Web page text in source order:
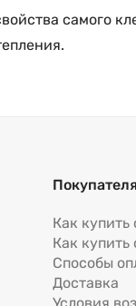
самого
Как купить
Как купить
Способы
Доставка